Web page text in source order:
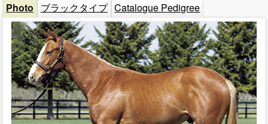
Photo
ブラックタイプ Catalogue Pedigree